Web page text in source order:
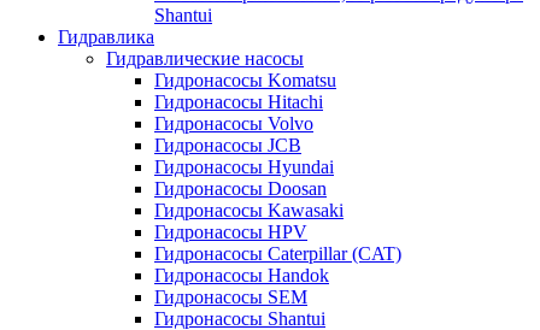
Shantui
Гидравлика
Гидравлические насосы
Гидронасосы Komatsu
Гидронасосы Hitachi
Гидронасосы Volvo
Гидронасосы JCB
Гидронасосы Hyundai
Гидронасосы Doosan
Гидронасосы Kawasaki
Гидронасосы HPV
Гидронасосы Caterpillar (CAT)
Гидронасосы Handok
Гидронасосы SEM
Гидронасосы Shantui